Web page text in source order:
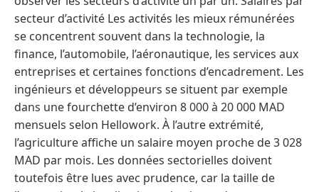
secteur d’activité Les activités les mieux rémunérées
se concentrent souvent dans la technologie, la
finance, l’automobile, l’aéronautique, les services aux
entreprises et certaines fonctions d’encadrement. Les
ingénieurs et développeurs se situent par exemple
dans une fourchette d’environ 8 000 à 20 000 MAD
mensuels selon Hellowork. À l’autre extrémité,
l’agriculture affiche un salaire moyen proche de 3 028
MAD par mois. Les données sectorielles doivent
toutefois être lues avec prudence, car la taille de